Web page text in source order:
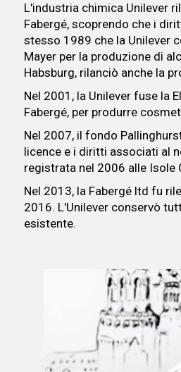
L'industria chimica Unilever
Fabergé, scoprendo che i
stesso 1989 che la Unilever
Mayer per la produzione di
Habsburg, rilanciò anche la
Nel 2001, la Unilever fuse la
Fabergé, per produrre
Nel 2007, il fondo
licence e i diritti associati al
registrata nel 2006 alle Isole
Nel 2013, la Fabergé ltd fu
2016. L'Unilever conservò
esistente.